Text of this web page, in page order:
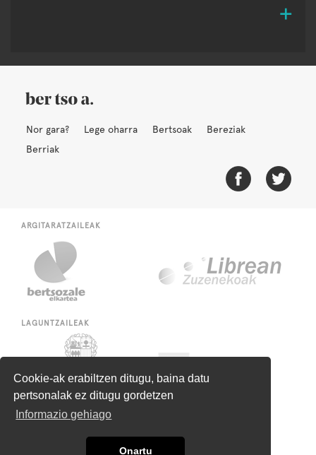
Cookie-ak erabiltzen ditugu, baina datu
pertsonalak ez ditugu gordetzen
Informazio gehiago
Onartu
Nor gara? Lege oharra Bertsoak
Bereziak
Berriak
ARGITARATZAILEAK
LAGUNTZAILEAK